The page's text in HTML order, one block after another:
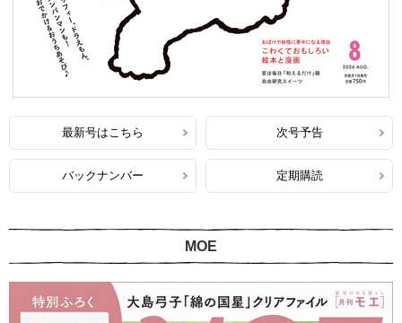
最新号はこちら 次号予告
バックナンバー 定期購読
MOE